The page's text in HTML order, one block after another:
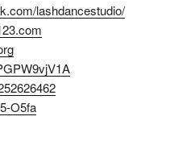
lashdancestudio/
O5fa